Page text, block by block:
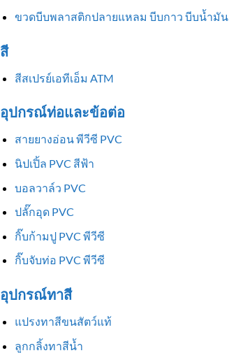
ขวดบีบพลาสติกปลายแหลม บีบกาว บีบน้ำมัน
สี
สีสเปรย์เอทีเอ็ม ATM
อุปกรณ์ท่อและข้อต่อ
สายยางอ่อน พีวีซี PVC
นิปเปิ้ล PVC สีฟ้า
บอลวาล์ว PVC
ปลั๊กอุด PVC
กิ๊บก้ามปู PVC พีวีซี
กิ๊บจับท่อ PVC พีวีซี
อุปกรณ์ทาสี
แปรงทาสีขนสัตว์แท้
ลูกกลิ้งทาสีน้ำ